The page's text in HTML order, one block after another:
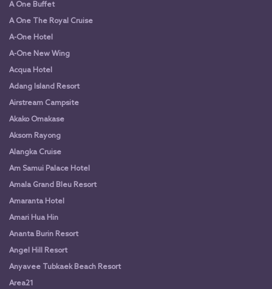
A One Buffet
A One The Royal Cruise
A-One Hotel
A-One New Wing
Acqua Hotel
Adang Island Resort
Airstream Campsite
Akako Omakase
Aksorn Rayong
Alangka Cruise
Am Samui Palace Hotel
Amala Grand Bleu Resort
Amaranta Hotel
Amari Hua Hin
Ananta Burin Resort
Angel Hill Resort
Anyavee Tubkaek Beach Resort
Area21